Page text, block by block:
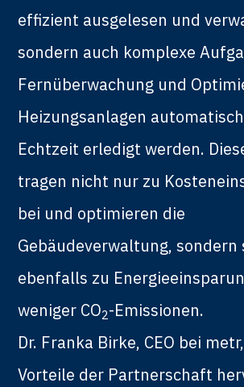
effizient ausgelesen und
sondern auch komplexe
Fernüberwachung und
Heizungsanlagen
Echtzeit erledigt werden.
tragen nicht nur zu
bei und optimieren die
Gebäudeverwaltung, sondern
ebenfalls zu
weniger CO2-Emissionen.
Dr. Franka Birke, CEO bei
Vorteile der Partnerschaft